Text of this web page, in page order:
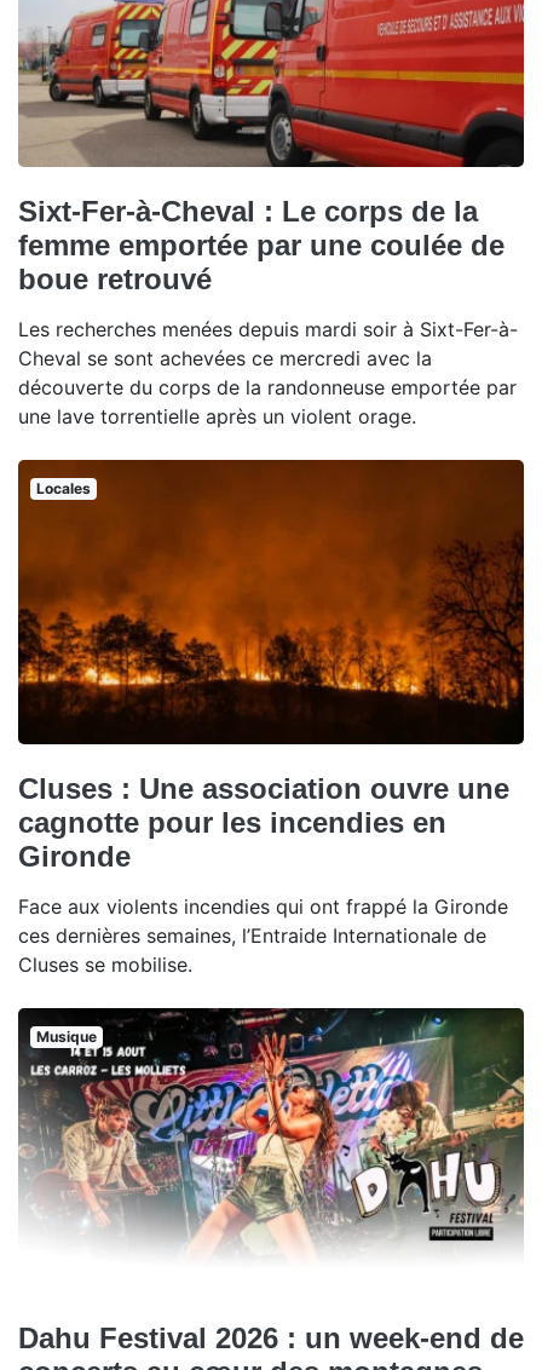
Sixt-Fer-à-Cheval : Le corps de la
femme emportée par une coulée de
boue retrouvé
Les recherches menées depuis mardi soir à Sixt-Fer-à-
Cheval se sont achevées ce mercredi avec la
découverte du corps de la randonneuse emportée par
une lave torrentielle après un violent orage.
Locales
Cluses : Une association ouvre une
cagnotte pour les incendies en
Gironde
Face aux violents incendies qui ont frappé la Gironde
ces dernières semaines, l’Entraide Internationale de
Cluses se mobilise.
Musique
Dahu Festival 2026 : un week-end de